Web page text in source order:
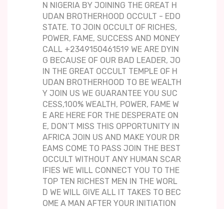
N NIGERIA BY JOINING THE GREAT H
UDAN BROTHERHOOD OCCULT - EDO
STATE. TO JOIN OCCULT OF RICHES,
POWER, FAME, SUCCESS AND MONEY
CALL +2349150461519 WE ARE DYIN
G BECAUSE OF OUR BAD LEADER, JO
IN THE GREAT OCCULT TEMPLE OF H
UDAN BROTHERHOOD TO BE WEALTH
Y JOIN US WE GUARANTEE YOU SUC
CESS,100% WEALTH, POWER, FAME W
E ARE HERE FOR THE DESPERATE ON
E, DON’T MISS THIS OPPORTUNITY IN
AFRICA JOIN US AND MAKE YOUR DR
EAMS COME TO PASS JOIN THE BEST
OCCULT WITHOUT ANY HUMAN SCAR
IFIES WE WILL CONNECT YOU TO THE
TOP TEN RICHEST MEN IN THE WORL
D WE WILL GIVE ALL IT TAKES TO BEC
OME A MAN AFTER YOUR INITIATION